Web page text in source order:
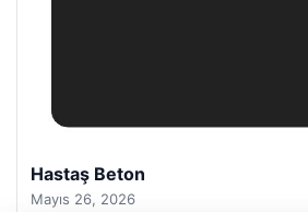
Prenses Night Club
Nisan 29, 2026